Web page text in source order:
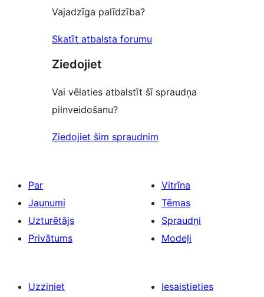
Vajadzīga palīdzība?
Skatīt atbalsta forumu
Ziedojiet
Vai vēlaties atbalstīt šī spraudņa
pilnveidošanu?
Ziedojiet šim spraudnim
Par
Jaunumi
Uzturētājs
Privātums
Vitrīna
Tēmas
Spraudņi
Modeļi
Uzziniet
Iesaistieties